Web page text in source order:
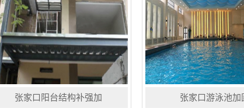
受...
术...
张家口阳台结构补强加 张家口游泳池加